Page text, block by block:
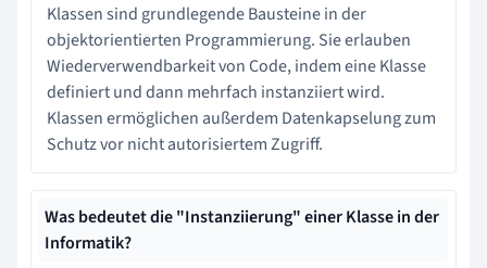
Klassen sind grundlegende Bausteine in der
objektorientierten Programmierung. Sie erlauben
Wiederverwendbarkeit von Code, indem eine Klasse
definiert und dann mehrfach instanziiert wird.
Klassen ermöglichen außerdem Datenkapselung zum
Schutz vor nicht autorisiertem Zugriff.
Was bedeutet die "Instanziierung" einer Klasse in der
Informatik?